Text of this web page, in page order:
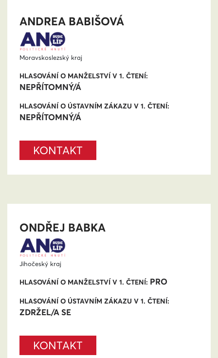
ANDREA BABIŠOVÁ
Moravskoslezský kraj
HLASOVÁNÍ O MANŽELSTVÍ V 1. ČTENÍ:
NEPŘÍTOMNÝ/Á
HLASOVÁNÍ O ÚSTAVNÍM ZÁKAZU V 1. ČTENÍ:
NEPŘÍTOMNÝ/Á
KONTAKT
ONDŘEJ BABKA
Jihočeský kraj
HLASOVÁNÍ O MANŽELSTVÍ V 1. ČTENÍ: PRO
HLASOVÁNÍ O ÚSTAVNÍM ZÁKAZU V 1. ČTENÍ:
ZDRŽEL/A SE
KONTAKT